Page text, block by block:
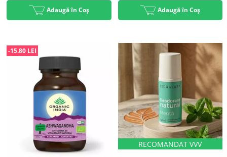
Adaugă în Coș Adaugă în Coș
-15.80 LEI